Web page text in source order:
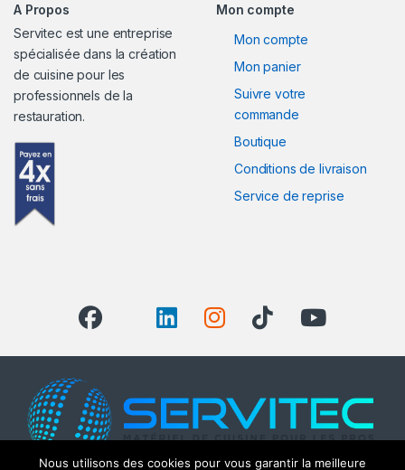
A Propos
Servitec est une entreprise
spécialisée dans la création
de cuisine pour les
professionnels de la
restauration.
Mon compte
Mon compte
Mon panier
Suivre votre
commande
Boutique
Conditions de livraison
Service de reprise
Nous utilisons des cookies pour vous garantir la meilleure